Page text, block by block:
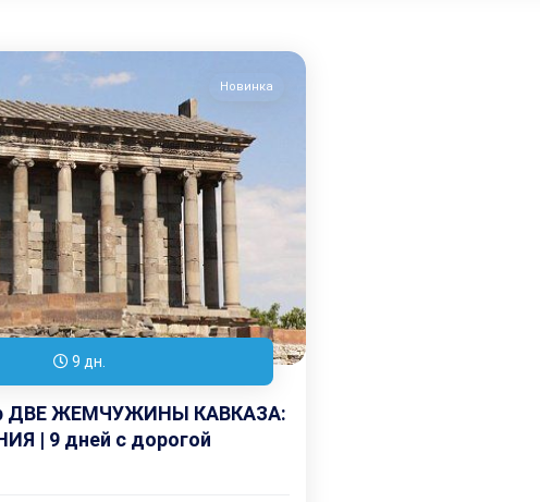
Новинка
9 дн.
ДВЕ ЖЕМЧУЖИНЫ КАВКАЗА:
| 9 дней с дорогой